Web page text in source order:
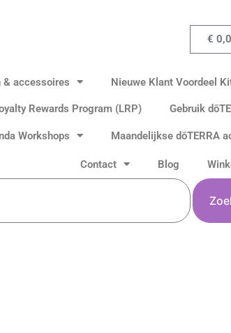
€
& accessoires Nieuwe Klant Voordeel
Rewards Program (LRP) Gebruik
Workshops Maandelijkse dōTERRA
Contact Blog